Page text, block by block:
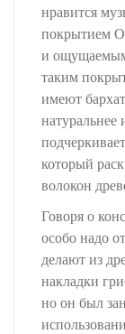
нравится
покрытием
и
таким
имеют
натуральнее
который
волокон
Говоря о
особо надо
делают из
накладки
но он был